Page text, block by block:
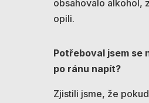
obsahovalo alkohol,
opili.
Potřeboval jsem se
po ránu napít?
Zjistili jsme, že